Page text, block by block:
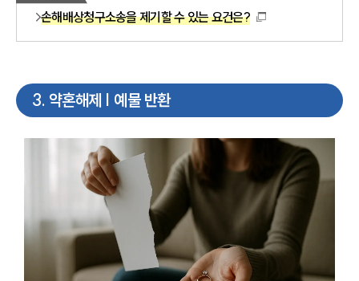
손해배상청구소송을 제기할 수 있는 요건은?
3. 약혼해제 | 예물 반환